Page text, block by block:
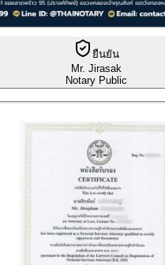
ยืนยัน
Mr. Jirasak
Notary Public